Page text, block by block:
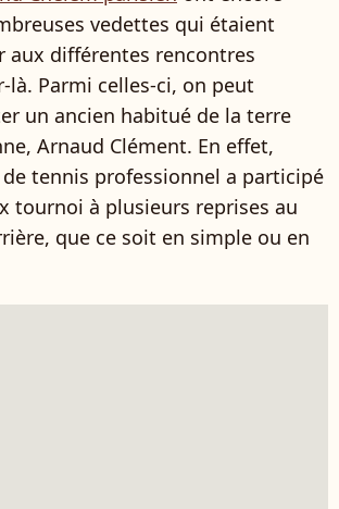
vedettes qui étaient
aux différentes rencontres
là. Parmi celles-ci, on peut
un ancien habitué de la terre
Arnaud Clément. En effet,
tennis professionnel a participé
tournoi à plusieurs reprises au
que ce soit en simple ou en